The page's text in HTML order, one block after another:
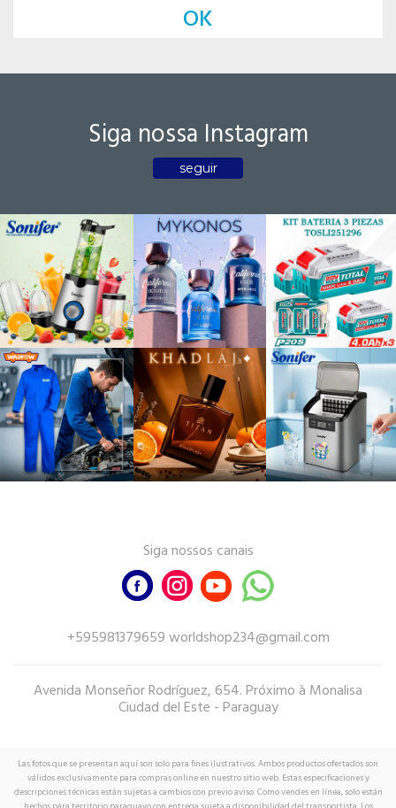
OK
Siga nossa Instagram
seguir
Siga nossos canais
+595981379659 worldshop234@gmail.com
Avenida Monseñor Rodríguez, 654. Próximo à Monalisa
Ciudad del Este - Paraguay
Las fotos que se presentan aquí son solo para fines ilustrativos. Ambos productos ofertados son
válidos exclusivamente para compras online en nuestro sitio web. Estas especificaciones y
descripciones técnicas están sujetas a cambios con previo aviso. Como vendes en línea, solo están